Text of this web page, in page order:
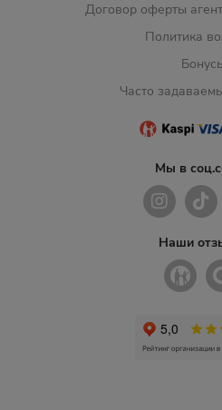
Договор оферты
Политика
Часто
Мы в
Наши